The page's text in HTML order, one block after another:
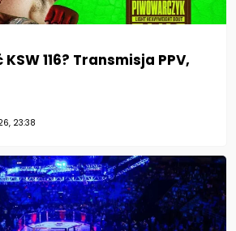
116? Transmisja PPV,
23:38